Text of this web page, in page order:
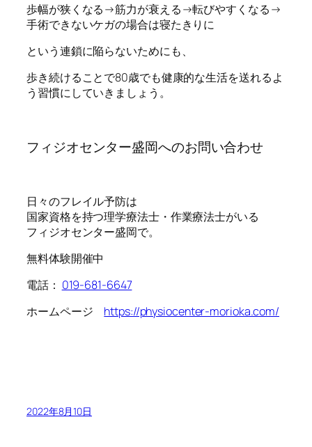
歩幅が狭くなる→筋力が衰える→転びやすくなる→
手術できないケガの場合は寝たきりに
という連鎖に陥らないためにも、
歩き続けることで80歳でも健康的な生活を送れるよ
う習慣にしていきましょう。
フィジオセンター盛岡へのお問い合わせ
日々のフレイル予防は
国家資格を持つ理学療法士・作業療法士がいる
フィジオセンター盛岡で。
無料体験開催中
電話： 019-681-6647
ホームページ https://physiocenter-morioka.com/
2022年8月10日